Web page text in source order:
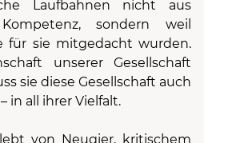
Laufbahnen nicht aus
sondern weil
für sie mitgedacht wurden.
unserer Gesellschaft
sie diese Gesellschaft auch
in all ihrer Vielfalt.
von Neugier, kritischem